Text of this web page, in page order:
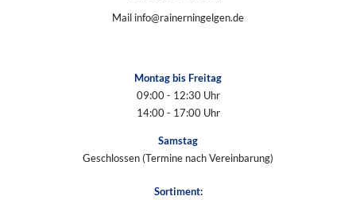
Mail info@rainerningelgen.de
Montag bis Freitag
09:00 - 12:30 Uhr
14:00 - 17:00 Uhr
Samstag
Geschlossen (Termine nach Vereinbarung)
Sortiment: